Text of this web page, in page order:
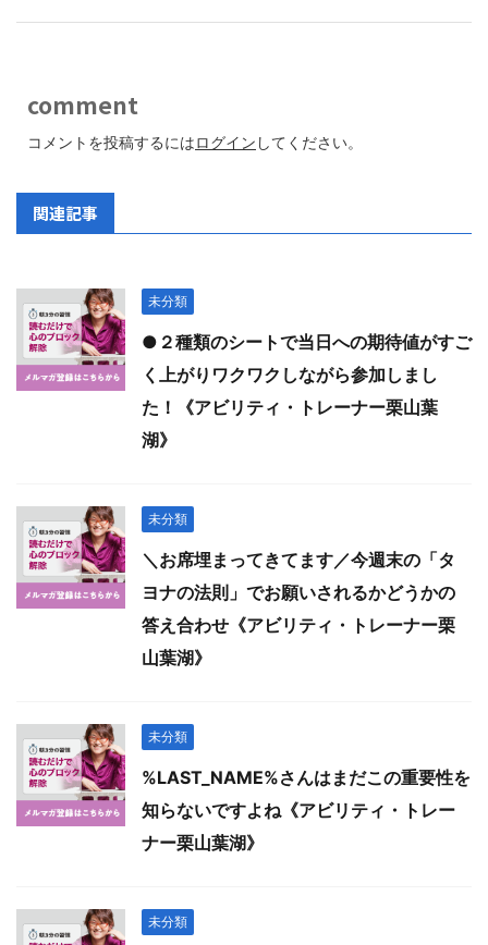
comment
コメントを投稿するにはログイン してください。
関連記事
未分類
●２種類のシートで当日への期待値がすご
く上がりワクワクしながら参加しまし
た！《アビリティ・トレーナー栗山葉
湖》
未分類
＼お席埋まってきてます／今週末の「タ
ヨナの法則」でお願いされるかどうかの
答え合わせ《アビリティ・トレーナー栗
山葉湖》
未分類
%LAST_NAME%さんはまだこの重要性を
知らないですよね《アビリティ・トレー
ナー栗山葉湖》
未分類